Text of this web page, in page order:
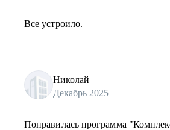
Все устроило.
Николай
Декабрь 2025
Понравилась программа